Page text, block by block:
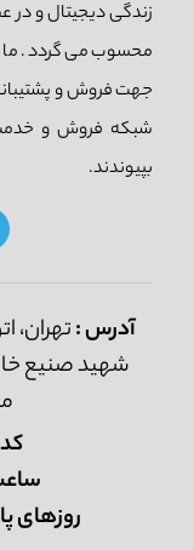
زندگی دیجیتال و در
محسوب می گردد. ما
جهت فروش و
شبکه فروش و خدمت
بپیوندند.
آدرس :تهران،
شهید صنیع
روزهای